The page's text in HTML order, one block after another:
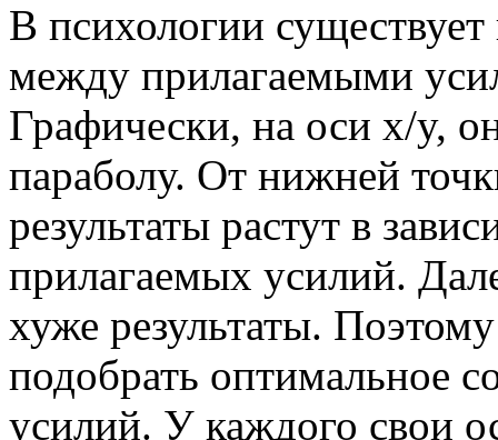
В психологии существует
между прилагаемыми
Графически, на оси x/y,
параболу. От нижней
результаты растут в
прилагаемых усилий.
хуже результаты.
подобрать оптимальное
усилий. У каждого свои